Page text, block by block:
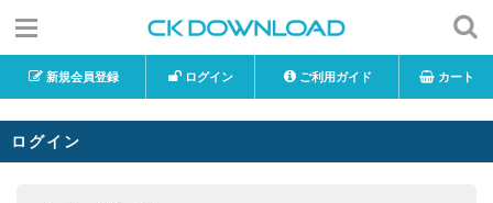
新規会員登録 ログイン ご利用ガイド カート
ログイン